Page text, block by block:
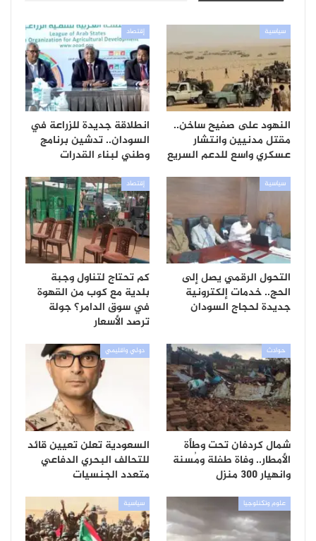
سياسية
النهود على صفيح ساخن..
مقتل مدنيين وانتشار
عسكري واسع للدعم السريع
إقتصاد
انطلاقة جديدة للزراعة في
السودان.. تدشين برنامج
وطني لبناء القدرات
سياسية
التحول الرقمي يصل إلى
الحج.. خدمات إلكترونية
جديدة لحجاج السودان
إقتصاد
كم تحتاج لتناول وجبة
بلدية مع كوب من القهوة
في سوق الدامر؟ جولة
ترصد الأسعار
حوادث
شمال كردفان تحت وطأة
الأمطار.. وفاة طفلة ومُسنة
وانهيار 300 منزل
دولي واقليمي
السعودية تعلن تعيين قائد
للتحالف البحري الدفاعي
متعدد الجنسيات
علوم وتكنلوجيا سياسية